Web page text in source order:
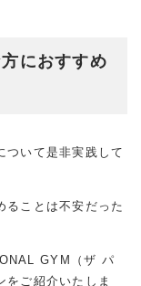
におすすめ
ついて是非実践して
ることは不安だった
GYM（ザ パ
をご紹介いたしま